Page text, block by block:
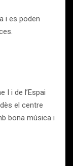
i es poden
I i de l’Espai
el centre
bona música i